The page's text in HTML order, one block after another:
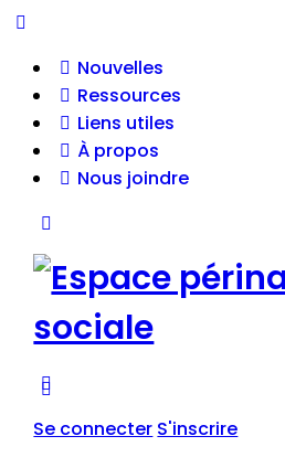
Nouvelles
Ressources
Liens utiles
À propos
Nous joindre
Se connecter S'inscrire